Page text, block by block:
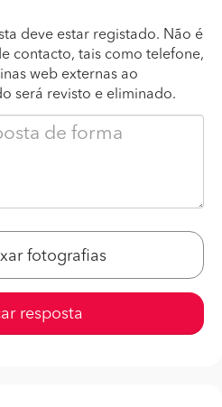
deve estar registado. Não é
contacto, tais como telefone,
web externas ao
será revisto e eliminado.
fotografias
resposta